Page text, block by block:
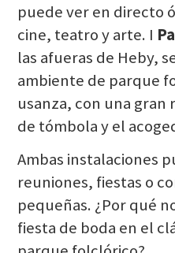
puede ver en directo
cine, teatro y arte. I
las afueras de Heby,
ambiente de parque
usanza, con una
de tómbola y el
Ambas instalaciones
reuniones, fiestas o
pequeñas. ¿Por qué
fiesta de boda en el